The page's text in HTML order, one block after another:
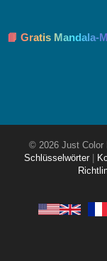
📘 Gratis Mandala-
© 2026 Just Color
Schlüsselwörter